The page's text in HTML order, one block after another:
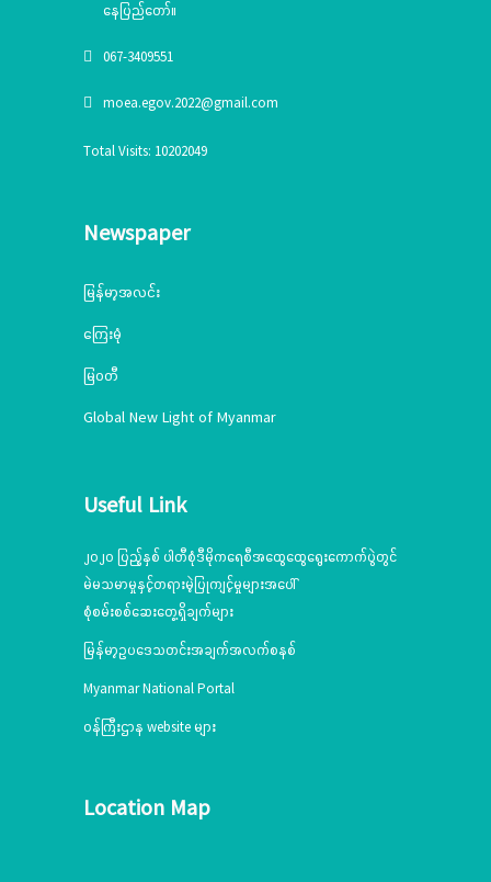
နေပြည်တော်။
067-3409551
moea.egov.2022@gmail.com
Total Visits: 10202049
Newspaper
မြန်မာ့အလင်း
ကြေးမုံ
မြဝတီ
Global New Light of Myanmar
Useful Link
၂၀၂၀ ပြည့်နှစ် ပါတီစုံဒီမိုကရေစီအထွေထွေရွေးကောက်ပွဲတွင်
မဲမသမာမှုနှင့်တရားမဲ့ပြုကျင့်မှုများအပေါ်
စုံစမ်းစစ်ဆေးတွေ့ရှိချက်များ
မြန်မာ့ဥပဒေသတင်းအချက်အလက်စနစ်
Myanmar National Portal
ဝန်ကြီးဌာန website များ
Location Map